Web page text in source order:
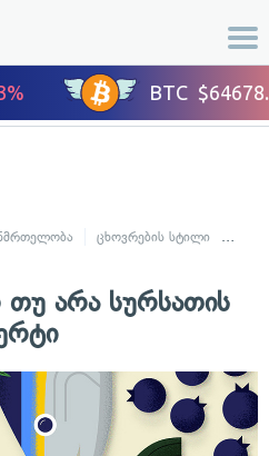
ცხოვრების სტილი
თუ არა სურსათის